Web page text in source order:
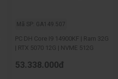
Mã SP: GA149.507
PC DH Core I9 14900KF | Ram 32G
| RTX 5070 12G | NVME 512G
53.338.000đ